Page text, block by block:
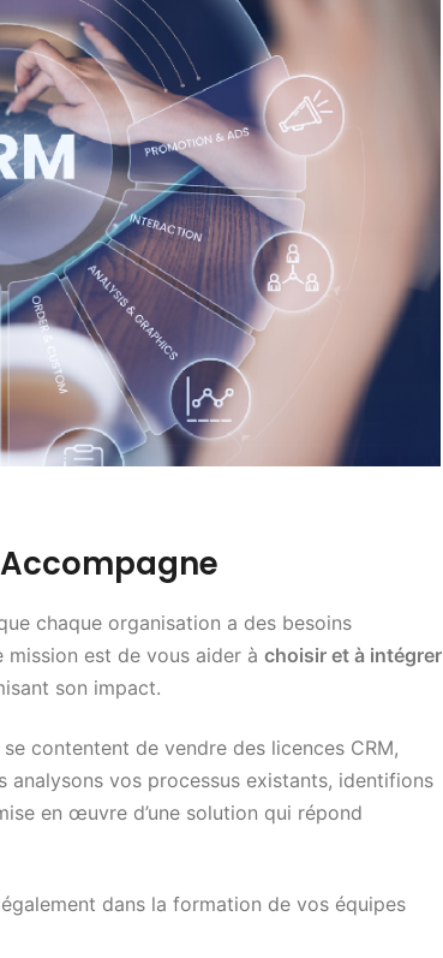
chaque organisation a des besoins
est de vous aider à choisir et à intégrer
son impact.
contentent de vendre des licences CRM,
analysons vos processus existants, identifions
en œuvre d’une solution qui répond
dans la formation de vos équipes